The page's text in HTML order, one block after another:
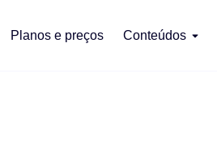
Planos e preços Conteúdos